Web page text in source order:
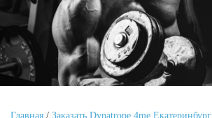
Главная / Заказать Dynatrope 4me Екатеринбург